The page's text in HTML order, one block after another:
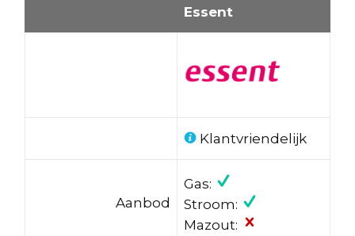
Essent
Klantvriendelijk
Aanbod
Gas:
Stroom:
Mazout: